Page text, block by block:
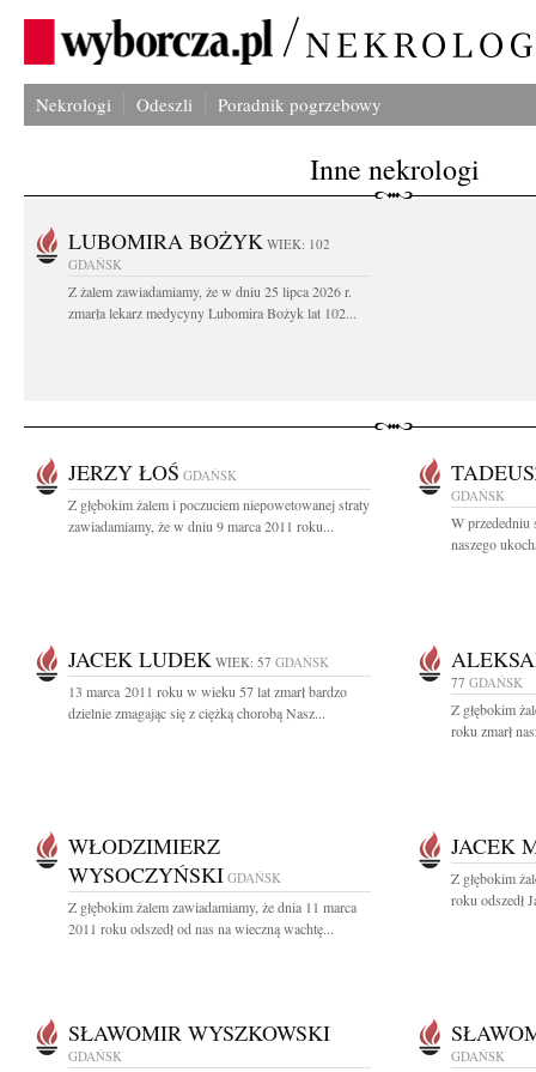
Nekrologi Odeszli Poradnik pogrzebowy
Inne nekrologi
LUBOMIRA BOŻYK WIEK: 102
GDAŃSK
Z żalem zawiadamiamy, że w dniu 25 lipca 2026 r.
zmarła lekarz medycyny Lubomira Bożyk lat 102...
JERZY ŁOŚ GDAŃSK
Z głębokim żalem i poczuciem niepowetowanej straty
zawiadamiamy, że w dniu 9 marca 2011 roku...
GDAŃSK
W przededniu
naszego
JACEK LUDEK WIEK: 57 GDAŃSK
13 marca 2011 roku w wieku 57 lat zmarł bardzo
dzielnie zmagając się z ciężką chorobą Nasz...
77 GDAŃSK
Z głębokim
roku zmarł
WŁODZIMIERZ
WYSOCZYŃSKI GDAŃSK
Z głębokim żalem zawiadamiamy, że dnia 11 marca
2011 roku odszedł od nas na wieczną wachtę...
JACEK
Z głębokim
roku odszedł
SŁAWOMIR WYSZKOWSKI
GDAŃSK GDAŃSK